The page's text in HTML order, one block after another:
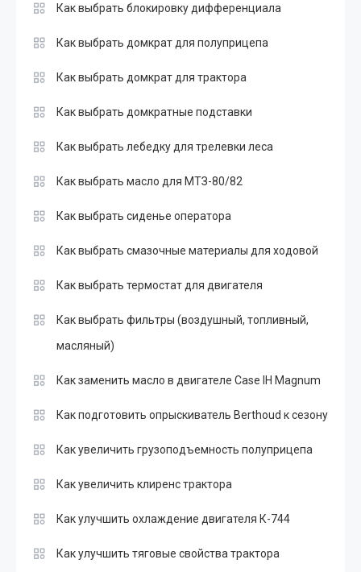
Как выбрать блокировку дифференциала
Как выбрать домкрат для полуприцепа
Как выбрать домкрат для трактора
Как выбрать домкратные подставки
Как выбрать лебедку для трелевки леса
Как выбрать масло для МТЗ-80/82
Как выбрать сиденье оператора
Как выбрать смазочные материалы для ходовой
Как выбрать термостат для двигателя
Как выбрать фильтры (воздушный, топливный,
масляный)
Как заменить масло в двигателе Case IH Magnum
Как подготовить опрыскиватель Berthoud к сезону
Как увеличить грузоподъемность полуприцепа
Как увеличить клиренс трактора
Как улучшить охлаждение двигателя К-744
Как улучшить тяговые свойства трактора